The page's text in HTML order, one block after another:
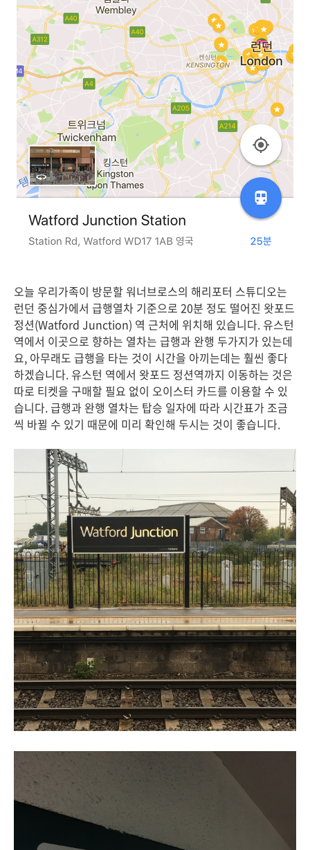
오늘 우리가족이 방문할 워너브로스의 해리포터 스튜디오는
런던 중심가에서 급행열차 기준으로 20분 정도 떨어진 왓포드
정션(Watford Junction) 역 근처에 위치해 있습니다. 유스턴
역에서 이곳으로 향하는 열차는 급행과 완행 두가지가 있는데
요, 아무래도 급행을 타는 것이 시간을 아끼는데는 훨씬 좋다
하겠습니다. 유스턴 역에서 왓포드 정션역까지 이동하는 것은
따로 티켓을 구매할 필요 없이 오이스터 카드를 이용할 수 있
습니다. 급행과 완행 열차는 탑승 일자에 따라 시간표가 조금
씩 바뀔 수 있기 때문에 미리 확인해 두시는 것이 좋습니다.